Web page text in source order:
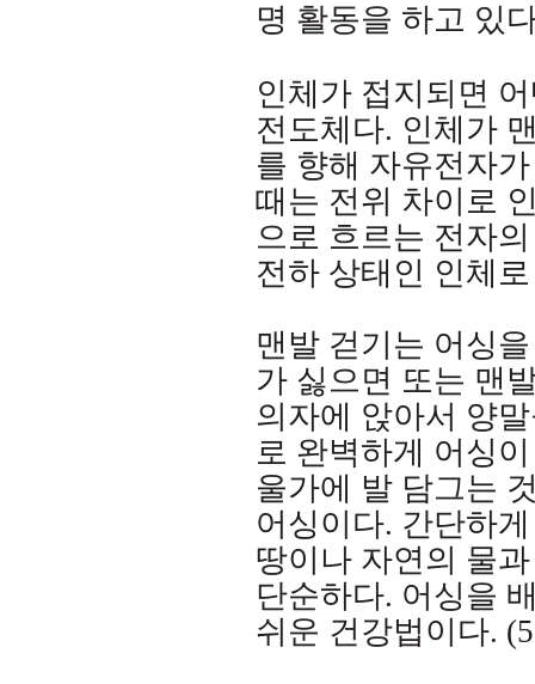
명 활동을 하고 있
인체가 접지되면
전도체다. 인체가
를 향해 자유전자
때는 전위 차이로
으로 흐르는 전자
전하 상태인 인체
맨발 걷기는 어싱
가 싫으면 또는 맨
의자에 앉아서 양
로 완벽하게 어싱
울가에 발 담그는
어싱이다. 간단하
땅이나 자연의 물
단순하다. 어싱을
쉬운 건강법이다.